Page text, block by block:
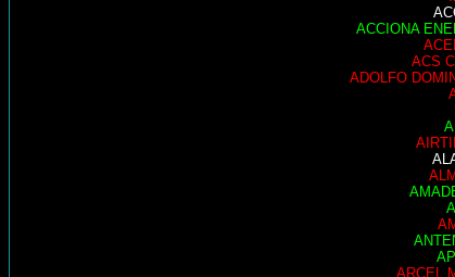
ACCIONA
ACS
ADOLFO